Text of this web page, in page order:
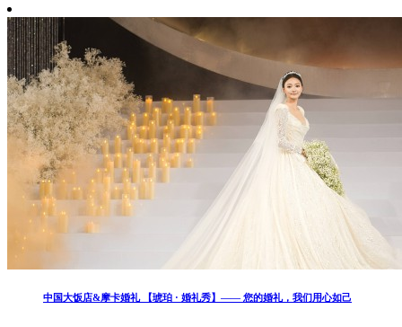
中国大饭店&摩卡婚礼 【琥珀 · 婚礼秀】—— 您的婚礼，我们用心如己